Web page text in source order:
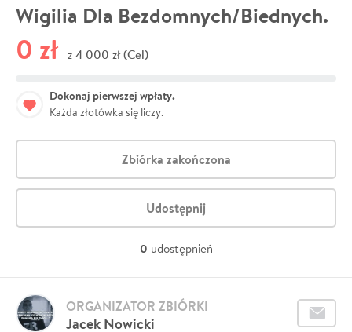
Wigilia Dla Bezdomnych/Biednych.
0 zł z 4 000 zł (Cel)
Dokonaj pierwszej wpłaty.
Każda złotówka się liczy.
Zbiórka zakończona
Udostępnij
0 udostępnień
Jacek Nowicki
ORGANIZATOR ZBIÓRKI